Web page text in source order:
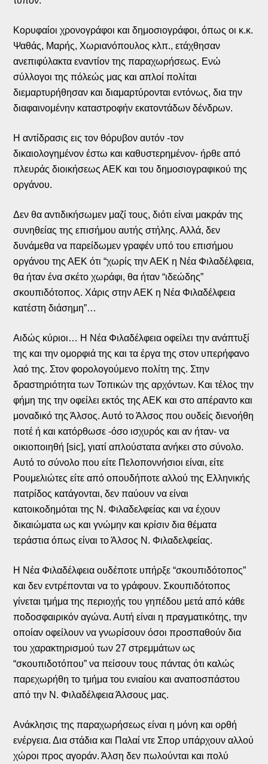
Κορυφαίοι χρονογράφοι και δημοσιογράφοι, όπως οι κ.κ.
Ψαθάς, Μαρής, Χωριανόπουλος κλπ., ετάχθησαν
ανεπιφύλακτα εναντίον της παραχωρήσεως. Ενώ
σύλλογοι της πόλεώς μας και απλοί πολίται
διεμαρτυρήθησαν και διαμαρτύρονται εντόνως, δια την
διαφαινομένην καταστροφήν εκατοντάδων δένδρων.
Η αντίδρασις εις τον θόρυβον αυτόν -τον
δικαιολογημένον έστω και καθυστερημένον- ήρθε από
πλευράς διοικήσεως ΑΕΚ και του δημοσιογραφικού της
οργάνου.
Δεν θα αντιδικήσωμεν μαζί τους, διότι είναι μακράν της
συνηθείας της επισήμου αυτής στήλης. Αλλά, δεν
δυνάμεθα να παρείδωμεν γραφέν υπό του επισήμου
οργάνου της ΑΕΚ ότι “χωρίς την ΑΕΚ η Νέα Φιλαδέλφεια,
θα ήταν ένα σκέτο χωράφι, θα ήταν “ιδεώδης”
σκουπιδότοπος. Χάρις στην ΑΕΚ η Νέα Φιλαδέλφεια
κατέστη διάσημη”…
Αιδώς κύριοι… Η Νέα Φιλαδέλφεια οφείλει την ανάπτυξί
της και την ομορφιά της και τα έργα της στον υπερήφανο
λαό της. Στον φορολογούμενο πολίτη της. Στην
δραστηριότητα των Τοπικών της αρχόντων. Και τέλος την
φήμη της την οφείλει εκτός της ΑΕΚ και στο απέραντο και
μοναδικό της Άλσος. Αυτό το Άλσος που ουδείς διενοήθη
ποτέ ή και κατόρθωσε -όσο ισχυρός και αν ήταν- να
οικιοποιηθή [sic], γιατί απλούστατα ανήκει στο σύνολο.
Αυτό το σύνολο που είτε Πελοποννήσιοι είναι, είτε
Ρουμελιώτες είτε από οπουδήποτε αλλού της Ελληνικής
πατρίδος κατάγονται, δεν παύουν να είναι
κατοικοδημόται της Ν. Φιλαδελφείας και να έχουν
δικαιώματα ως και γνώμην και κρίσιν δια θέματα
τεράστια όπως είναι το Άλσος Ν. Φιλαδελφείας.
Η Νέα Φιλαδέλφεια ουδέποτε υπήρξε “σκουπιδότοπος”
και δεν εντρέπονται να το γράφουν. Σκουπιδότοπος
γίνεται τμήμα της περιοχής του γηπέδου μετά από κάθε
ποδοσφαιρικόν αγώνα. Αυτή είναι η πραγματικότης, την
οποίαν οφείλουν να γνωρίσουν όσοι προσπαθούν δια
του χαρακτηρισμού των 27 στρεμμάτων ως
“σκουπιδοτόπου” να πείσουν τους πάντας ότι καλώς
παρεχωρήθη το τμήμα του ενιαίου και αναποσπάστου
από την Ν. Φιλαδέλφεια Άλσους μας.
Ανάκλησις της παραχωρήσεως είναι η μόνη και ορθή
ενέργεια. Δια στάδια και Παλαί ντε Σπορ υπάρχουν αλλού
χώροι προς αγοράν. Άλση δεν πωλούνται και πολύ